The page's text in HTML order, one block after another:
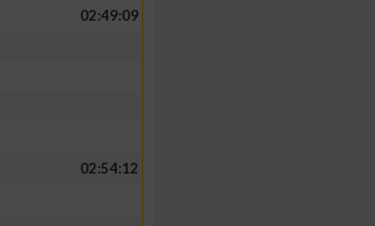
02:49:09
02:54:12